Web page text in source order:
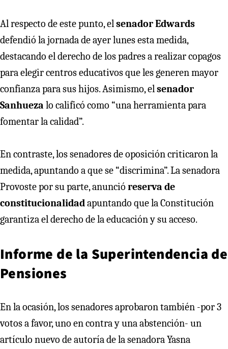
Al respecto de este punto, elsenador Edwards
defendió la jornada de ayer lunes esta medida,
destacando el derecho de los padres a realizar copagos
para elegir centros educativos que les generen mayor
confianza para sus hijos. Asimismo, elsenador
Sanhueza lo calificó como “una herramienta para
fomentar la calidad”.
En contraste, los senadores de oposición criticaron la
medida, apuntando a que se “discrimina”. La senadora
Provoste por su parte, anunció reserva de
constitucionalidadapuntando que la Constitución
garantiza el derecho de la educación y su acceso.
Informe de la Superintendencia de
Pensiones
En la ocasión, los senadores aprobaron también -por 3
votos a favor, uno en contra y una abstención- un
artículo nuevo de autoría de la senadora Yasna